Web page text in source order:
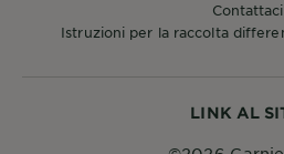
LINK AL
Contattaci
Istruzioni per la raccolta